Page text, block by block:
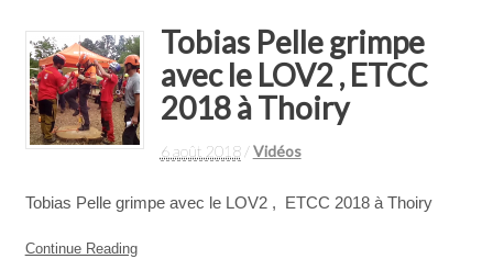
Tobias Pelle grimpe
avec le LOV2 , ETCC
2018 à Thoiry
6 août 2018 /Vidéos
Tobias Pelle grimpe avec le LOV2 , ETCC 2018 à Thoiry
Continue Reading